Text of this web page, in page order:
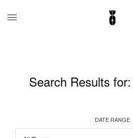
Search Results for:
DATE RANGE